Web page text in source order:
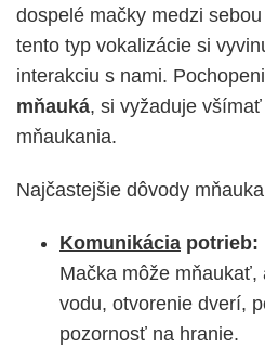
dospelé mačky medzi
tento typ vokalizácie si
interakciu s nami.
mňauká, si vyžaduje
mňaukania.
Najčastejšie dôvody
Komunikácia potrieb:
Mačka môže mňaukať,
vodu, otvorenie dverí,
pozornosť na hranie.